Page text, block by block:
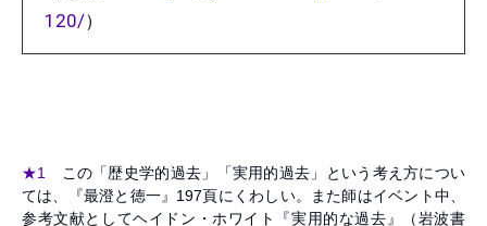
120/）
★1
この「歴史学的過去」「実用的過去」という考え方につい
ては、『最澄と徳一』197頁にくわしい。また師はイベント中、
参考文献としてヘイドン・ホワイト『実用的な過去』（岩波書